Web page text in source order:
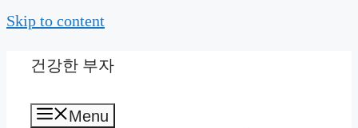
Skip to content
건강한 부자
Menu